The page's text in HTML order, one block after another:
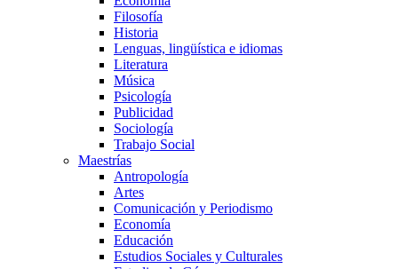
Filosofía
Historia
Lenguas, lingüística e idiomas
Literatura
Música
Psicología
Publicidad
Sociología
Trabajo Social
Maestrías
Antropología
Artes
Comunicación y Periodismo
Economía
Educación
Estudios Sociales y Culturales